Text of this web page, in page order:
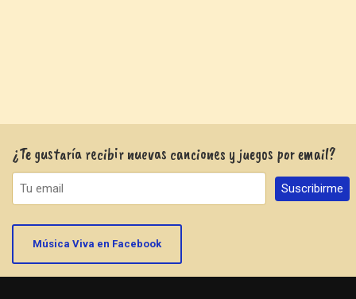
¿Te gustaría recibir nuevas canciones y juegos por email?
Música Viva en Facebook